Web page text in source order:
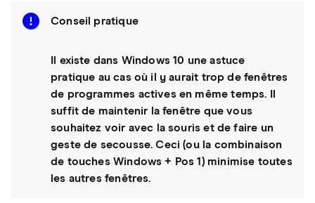
Conseil pratique
Il existe dans Windows 10 une astuce
pratique au cas où il y aurait trop de fenêtres
de programmes actives en même temps. Il
suffit de maintenir la fenêtre que vous
souhaitez voir avec la souris et de faire un
geste de secousse. Ceci (ou la combinaison
de touches Windows + Pos 1) minimise toutes
les autres fenêtres.